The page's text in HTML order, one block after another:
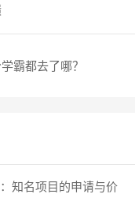
霸都去了哪？
知名项目的申请与价